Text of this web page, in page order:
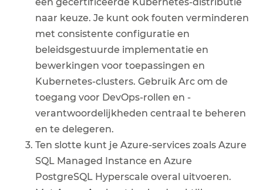
een gecertificeerde Kubernetes-distributie
naar keuze. Je kunt ook fouten verminderen
met consistente configuratie en
beleidsgestuurde implementatie en
bewerkingen voor toepassingen en
Kubernetes-clusters. Gebruik Arc om de
toegang voor DevOps-rollen en -
verantwoordelijkheden centraal te beheren
en te delegeren.
Ten slotte kunt je Azure-services zoals Azure
SQL Managed Instance en Azure
PostgreSQL Hyperscale overal uitvoeren.